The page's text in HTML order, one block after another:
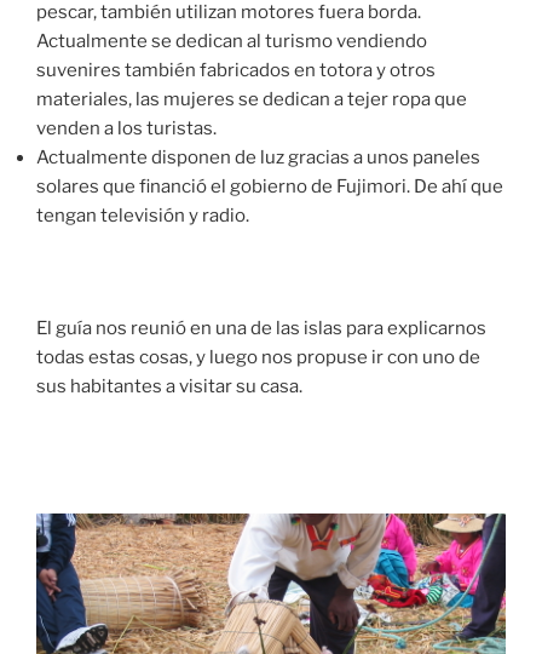
pescar, también utilizan motores fuera borda.
Actualmente se dedican al turismo vendiendo
suvenires también fabricados en totora y otros
materiales, las mujeres se dedican a tejer ropa que
venden a los turistas.
Actualmente disponen de luz gracias a unos paneles
solares que financió el gobierno de Fujimori. De ahí que
tengan televisión y radio.
El guía nos reunió en una de las islas para explicarnos
todas estas cosas, y luego nos propuse ir con uno de
sus habitantes a visitar su casa.